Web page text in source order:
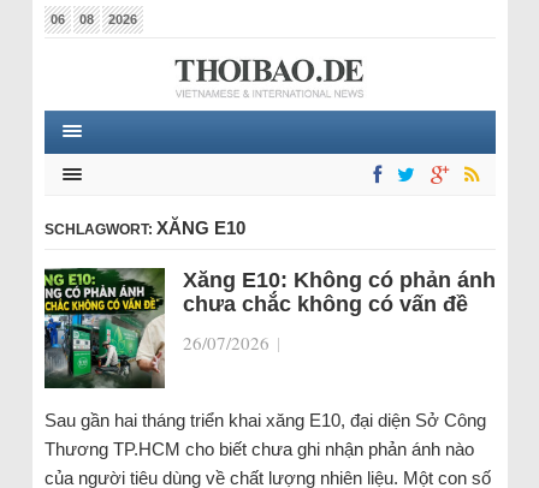
06 08 2026
SCHLAGWORT: XĂNG E10
Xăng E10: Không có phản ánh
chưa chắc không có vấn đề
26/07/2026 |
Sau gần hai tháng triển khai xăng E10, đại diện Sở Công
Thương TP.HCM cho biết chưa ghi nhận phản ánh nào
của người tiêu dùng về chất lượng nhiên liệu. Một con số